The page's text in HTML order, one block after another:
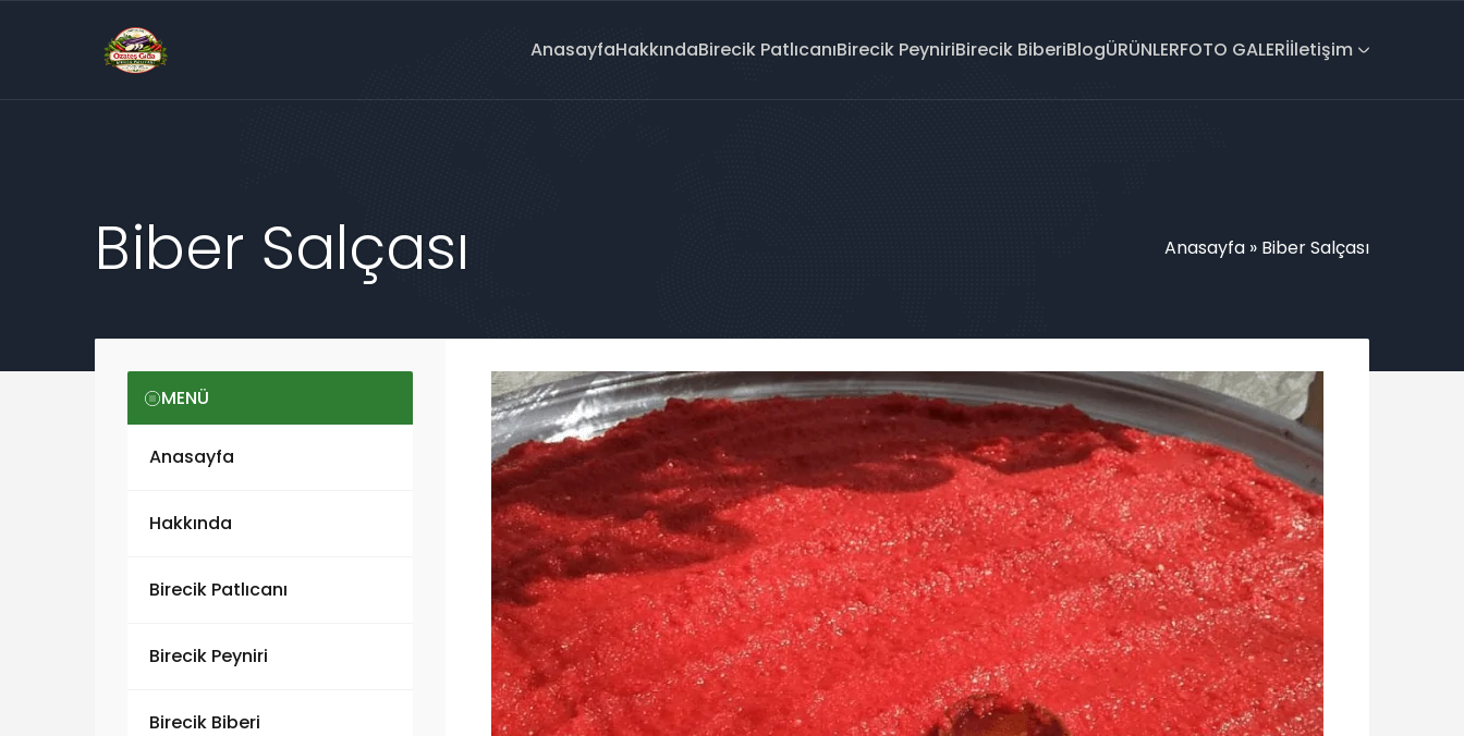
AnasayfaHakkındaBirecik PatlıcanıBirecik PeyniriBirecik BiberiBlogÜRÜNLERFOTO GALERİİletişim
Biber Salçası Anasayfa » Biber Salçası
MENÜ
Anasayfa
Hakkında
Birecik Patlıcanı
Birecik Peyniri
Birecik Biberi